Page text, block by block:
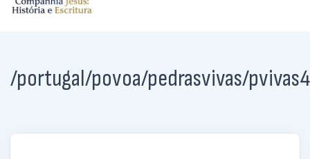
/portugal/povoa/pedrasvivas/